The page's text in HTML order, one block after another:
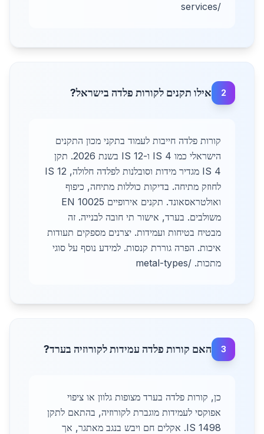
/services
2 אילו תקנים לקורות פלדה בישראל?
קורות פלדה חייבות לעמוד בתקני מכון התקנים
הישראלי כמו IS 4 ו-IS 12 בשנת 2026. תקן
IS 4 מגדיר מידות וסובלנות לפלדה חלולה, IS 12
לחוזק מתיחה. בדיקות כוללות מתיחה, כיפוף
ואולטראסאונד. תקנים אירופיים EN 10025
משולבים. בערד, אישור תי חובה לבנייה. זה
מבטיח בטיחות ועמידות. יצרנים מספקים תעודות
איכות. הפרה גוררת קנסות. למידע נוסף על סוגי
מתכות. /metal-types
3 האם קורות פלדה עמידות לקורוזיה בערד?
כן, קורות פלדה בערד מצופות גלוון או ציפוי
אפוקסי לעמידות מוגברת לקורוזיה, בהתאם לתקן
IS 1498. אקלים חם ויבש בנגב מאתגר, אך